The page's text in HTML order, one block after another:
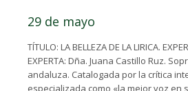
29 de mayo
TÍTULO: LA BELLEZA DE LA LIRICA.
EXPERTA: Dña. Juana Castillo Ruz.
andaluza. Catalogada por la crítica
especializada como «la mejor voz en